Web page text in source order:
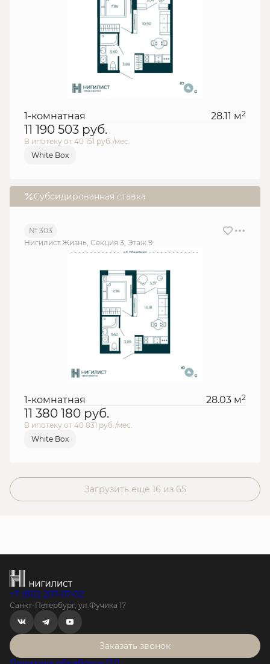
1-комнатная 28.11 м2
11 190 503 руб.
В ипотеку от 40 151 руб./мес.
White Box
Субсидированная ставка
№ 303
Нигилист.Жизнь, Секция 3, Этаж 9
1-комнатная 28.03 м2
11 380 180 руб.
В ипотеку от 40 831 руб./мес.
White Box
Загрузить еще 16 из 65
+7 (812) 207-07-02
Санкт-Петербург, ул.Фучика 17
Заказать звонок